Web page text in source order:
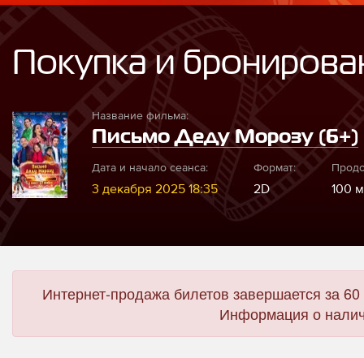
Покупка и
Название фильма:
Письмо Деду Морозу (6+)
Дата и начало сеанса:
3 декабря 2025 18:35
Формат:
2D 100
Интернет-продажа билетов завершается за
Информация о